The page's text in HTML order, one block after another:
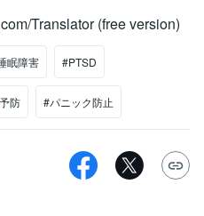
Translator (free version)
眠障害 #PTSD
防 #パニック防止